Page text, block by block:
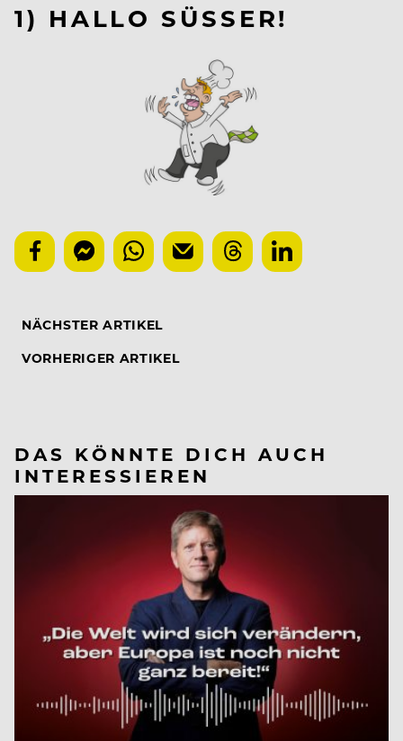
1) HALLO SÜSSER!
NÄCHSTER ARTIKEL
VORHERIGER ARTIKEL
DAS KÖNNTE DICH AUCH
INTERESSIEREN